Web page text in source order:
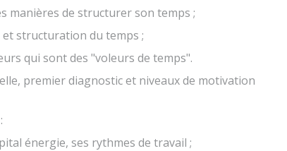
manières de structurer son temps ;
structuration du temps ;
qui sont des "voleurs de temps".
premier diagnostic et niveaux de motivation
énergie, ses rythmes de travail ;